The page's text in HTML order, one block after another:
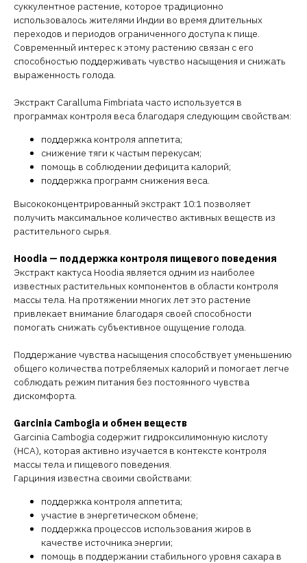
суккулентное растение, которое традиционно
использовалось жителями Индии во время длительных
переходов и периодов ограниченного доступа к пище.
Современный интерес к этому растению связан с его
способностью поддерживать чувство насыщения и снижать
выраженность голода.
Экстракт Caralluma Fimbriata часто используется в
программах контроля веса благодаря следующим свойствам:
поддержка контроля аппетита;
снижение тяги к частым перекусам;
помощь в соблюдении дефицита калорий;
поддержка программ снижения веса.
Высококонцентрированный экстракт 10:1 позволяет
получить максимальное количество активных веществ из
растительного сырья.
Hoodia — поддержка контроля пищевого поведения
Экстракт кактуса Hoodia является одним из наиболее
известных растительных компонентов в области контроля
массы тела. На протяжении многих лет это растение
привлекает внимание благодаря своей способности
помогать снижать субъективное ощущение голода.
Поддержание чувства насыщения способствует уменьшению
общего количества потребляемых калорий и помогает легче
соблюдать режим питания без постоянного чувства
дискомфорта.
Garcinia Cambogia и обмен веществ
Garcinia Cambogia содержит гидроксилимонную кислоту
(HCA), которая активно изучается в контексте контроля
массы тела и пищевого поведения.
Гарциния известна своими свойствами:
поддержка контроля аппетита;
участие в энергетическом обмене;
поддержка процессов использования жиров в
качестве источника энергии;
помощь в поддержании стабильного уровня сахара в